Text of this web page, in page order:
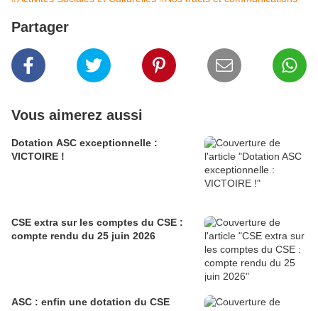
Partager
Vous aimerez aussi
Dotation ASC exceptionnelle :
VICTOIRE !
CSE extra sur les comptes du CSE :
compte rendu du 25 juin 2026
ASC : enfin une dotation du CSE